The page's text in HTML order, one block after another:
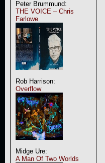
Peter Brummund:
THE VOICE – Chris
Farlowe
Rob Harrison:
Overflow
Midge Ure:
A Man Of Two Worlds